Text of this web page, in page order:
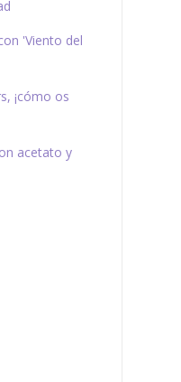
'Viento del
¡cómo os
acetato y